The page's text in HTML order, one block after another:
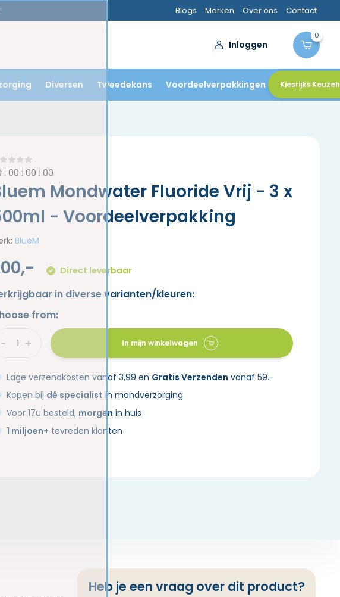
Blogs Merken Over ons Contact
Inloggen
0
Diversen Tweedekans Voordeelverpakkingen Kiesrijks
:00 :00 :00
Mondwater Fluoride Vrij - 3 x
- Voordeelverpakking
BlueM
Direct leverbaar
in diverse varianten/kleuren:
from:
+
- In mijn winkelwagen
Lage verzendkosten vanaf 3,99 en Gratis Verzenden vanaf 59.-
Kopen bij dé specialist in mondverzorging
Voor 17u besteld, morgen in huis
1 miljoen+ tevreden klanten
Heb je een vraag over dit product?